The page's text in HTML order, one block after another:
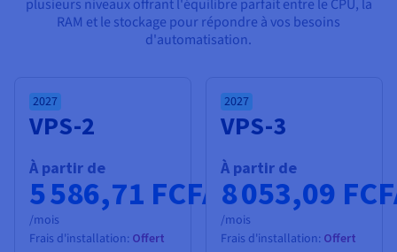
plusieurs niveaux offrant l'équilibre parfait entre le CPU, la
RAM et le stockage pour répondre à vos besoins
d'automatisation.
2027
VPS-2
À partir de
5 586,71 FCFA
/mois
Frais d'installation: Offert
2027
VPS-3
À partir de
8 053,09
/mois
Frais d'installation: Offert